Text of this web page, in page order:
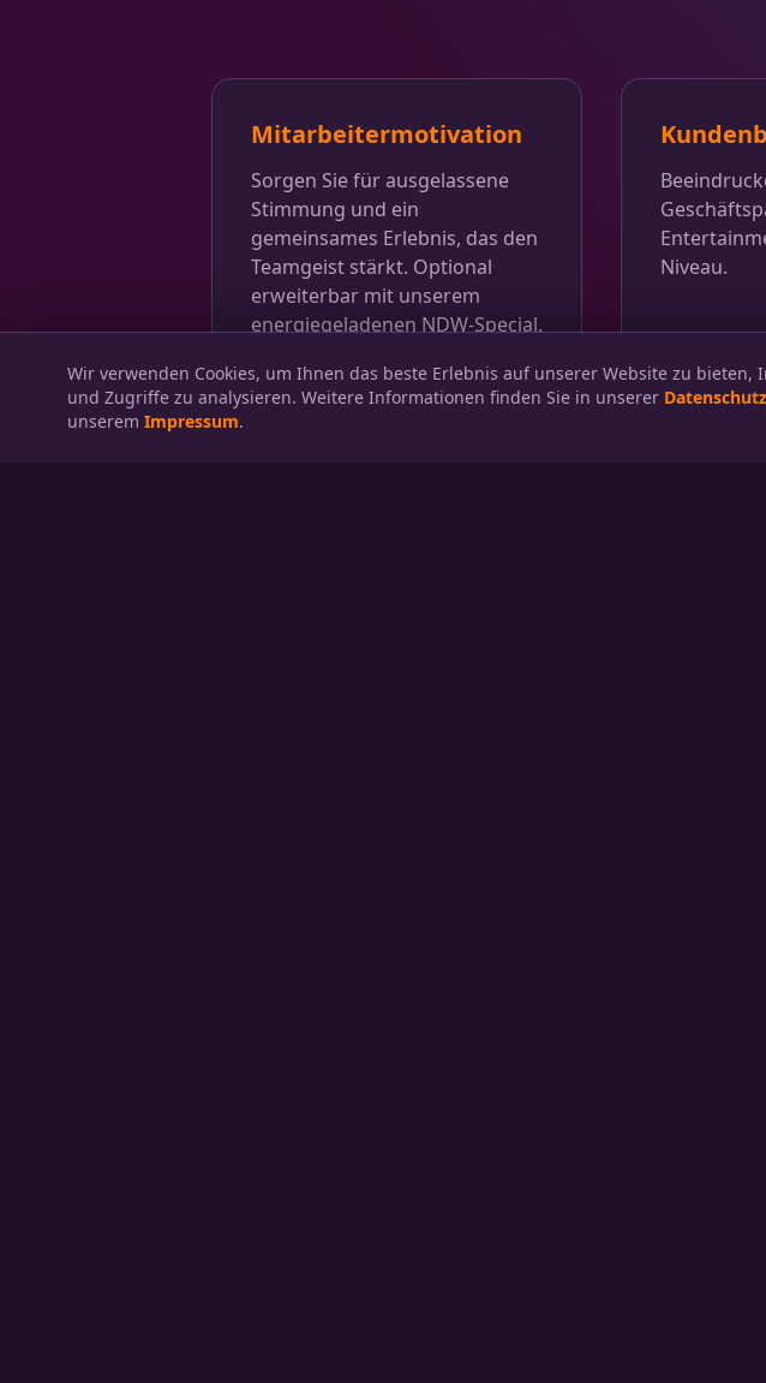
Wir verwenden Cookies, um Ihnen das beste Erlebnis auf unserer Website zu bieten,
und Zugriffe zu analysieren. Weitere Informationen finden Sie in unserer
unserem Impressum.
Mitarbeitermotivation
Sorgen Sie für ausgelassene
Stimmung und ein
gemeinsames Erlebnis, das den
Teamgeist stärkt. Optional
erweiterbar mit unserem
energiegeladenen NDW-Special.
Niveau.